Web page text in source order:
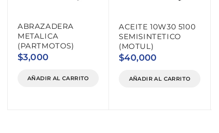
ABRAZADERA
METALICA
(PARTMOTOS)
$3,000
AÑADIR AL CARRITO
ACEITE 10W30 5100
SEMISINTETICO
(MOTUL)
$40,000
AÑADIR AL CARRITO